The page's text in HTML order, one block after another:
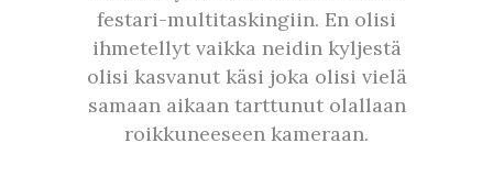
festari-multitaskingiin. En olisi
ihmetellyt vaikka neidin kyljestä
olisi kasvanut käsi joka olisi vielä
samaan aikaan tarttunut olallaan
roikkuneeseen kameraan.